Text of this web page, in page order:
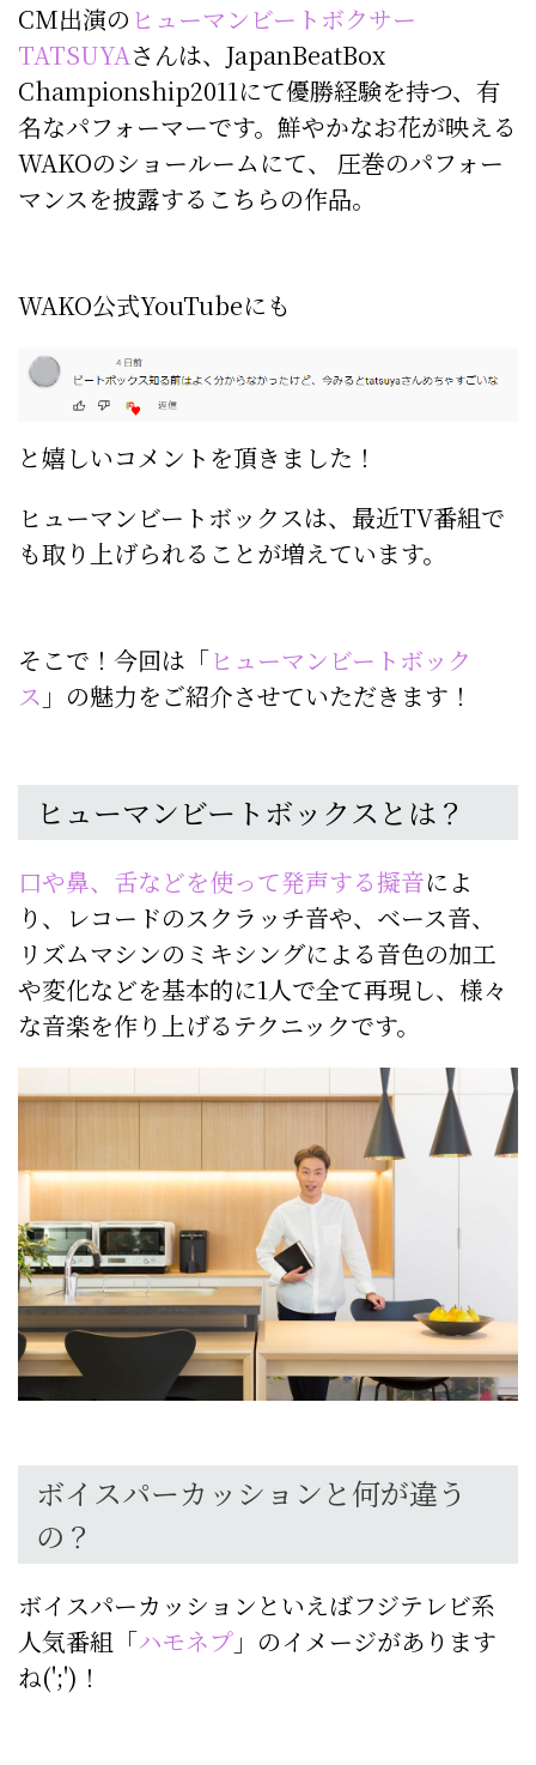
CM出演の ヒューマンビートボクサー
TATSUYAさんは、 JapanBeatBox
Championship2011にて優勝経験を持つ、有
名なパフォーマーです。 鮮やかなお花が映える
WAKOのショールームにて、 圧巻のパフォー
マンスを披露するこちらの作品。
WAKO公式YouTubeにも
と嬉しいコメントを頂きました！
ヒューマンビートボックスは、最近TV番組で
も取り上げられることが増えています。
そこで！今回は「ヒューマンビートボック
ス 」の魅力をご紹介させていただきます！
ヒューマンビートボックスとは？
口や鼻、舌などを使って発声する擬音によ
り、レコードのスクラッチ音や、ベース音、
リズムマシンのミキシングによる音色の加工
や変化などを基本的に1人で全て再現し、様々
な音楽を作り上げるテクニックです。
ボイスパーカッションと何が違う
の？
ボイスパーカッションといえばフジテレビ系
人気番組「ハモネプ 」のイメージがあります
ね(';')！